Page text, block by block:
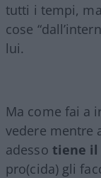
tutti i tempi,
cose
lui.
Ma come fai a
vedere mentre
adesso tiene il
pro(cida) gli